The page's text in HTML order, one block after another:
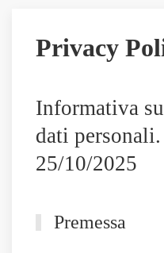
Privacy
Informativa
dati
25/10/2025
Premessa